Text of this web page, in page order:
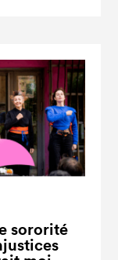
sororité